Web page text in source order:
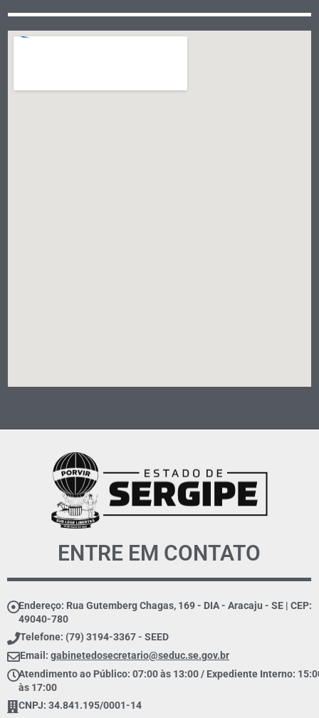
ENTRE EM CONTATO
Endereço: Rua Gutemberg Chagas, 169 - DIA - Aracaju - SE | CEP:
49040-780
Telefone: (79) 3194-3367 - SEED
Email: gabinetedosecretario@seduc.se.gov.br
Atendimento ao Público: 07:00 às 13:00 / Expediente Interno:
às 17:00
CNPJ: 34.841.195/0001-14